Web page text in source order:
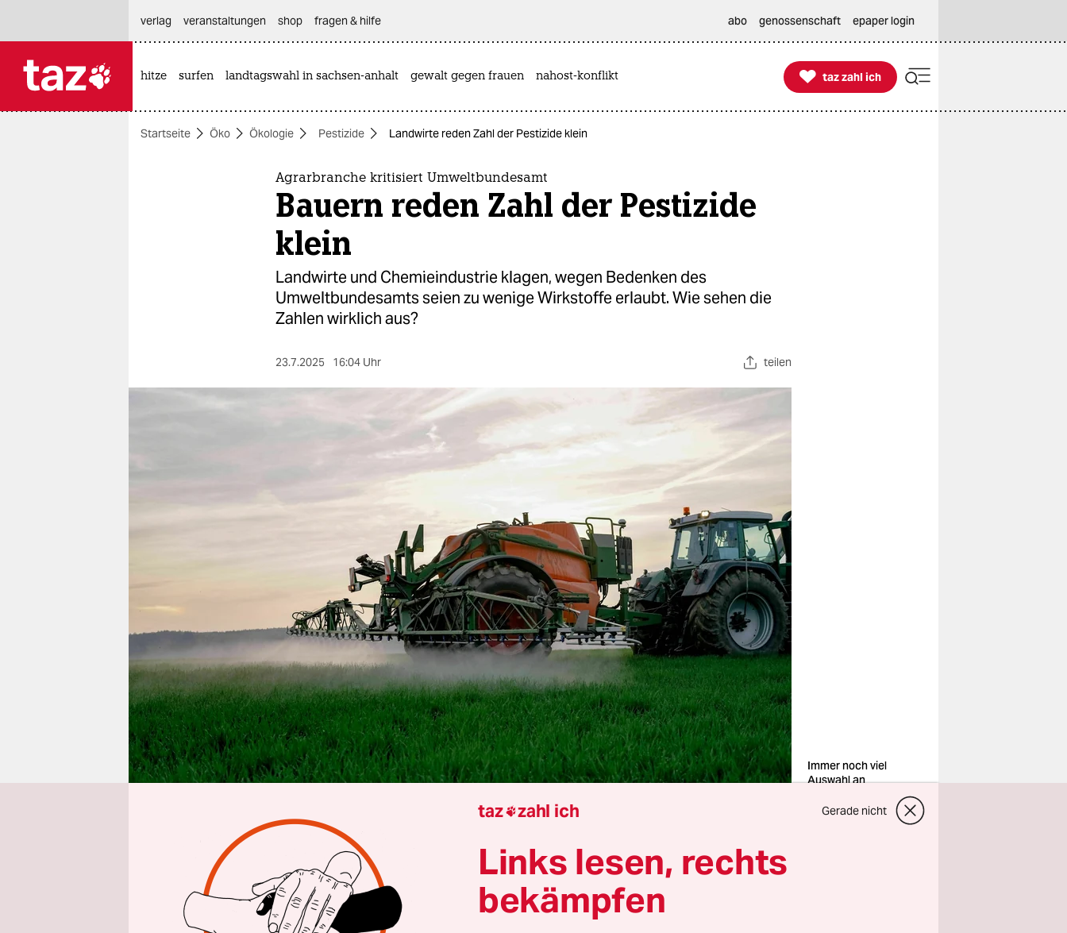
themen
nord
abo
genossenschaft
epaper login
verlag
veranstaltungen shop fragen & hilfe abo genossenschaft epaper login
hitze surfen landtagswahl in sachsen-anhalt gewalt gegen frauen nahost-konflikt 
taz zahl ich
taz zahl ich
Startseite Öko Ökologie Pestizide Landwirte reden Zahl der Pestizide klein
Agrarbranche kritisiert Umweltbundesamt
Bauern reden Zahl der Pestizide
klein
Landwirte und Chemieindustrie klagen, wegen Bedenken des
Umweltbundesamts seien zu wenige Wirkstoffe erlaubt. Wie sehen die
Zahlen wirklich aus?
23.7.2025 16:04 Uhr teilen
Immer noch viel
Auswahl an
Ackergiften: Landwirt
bringt Pestizid aus
Aus Berlin Jost Maurin
Anders als Agrar- und Chemielobby suggerieren, sind hierzulande
taz zahl ich Gerade nicht
Links lesen, rechts
bekämpfen